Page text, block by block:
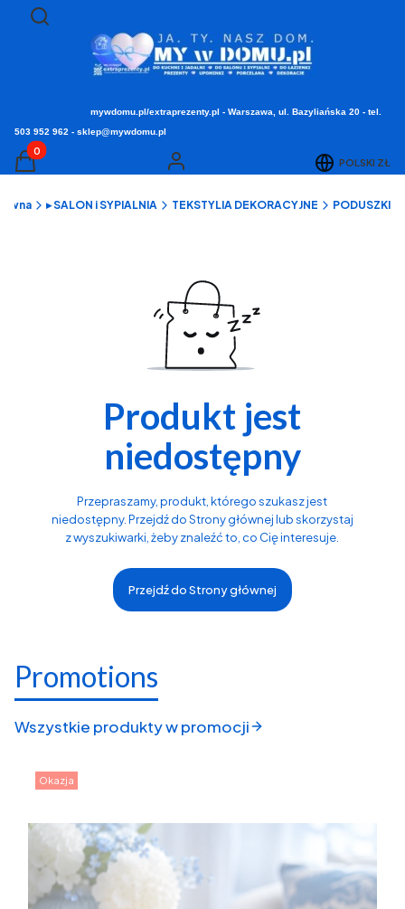
Otwórz wyszukiwarkę
Szukaj
mywdomu.pl/extraprezenty.pl - Warszawa, ul. Bazyliańska 20 - tel.
503 952 962 - sklep@mywdomu.pl
Produkty w koszyku: 0. Zobacz szczegóły
Koszyk Zaloguj się POLSKI ZŁ
▸ SALON i SYPIALNIA TEKSTYLIA DEKORACYJNE PODUSZKI
Produkt jest
niedostępny
Przepraszamy, produkt, którego szukasz jest
niedostępny. Przejdź do Strony głównej lub skorzystaj
z wyszukiwarki, żeby znaleźć to, co Cię interesuje.
Przejdź do Strony głównej
Promotions
Wszystkie produkty w promocji
Okazja